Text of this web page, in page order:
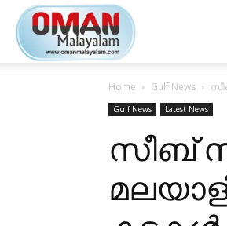
Home Gulf News
Gulf News Latest News
സീബ്​